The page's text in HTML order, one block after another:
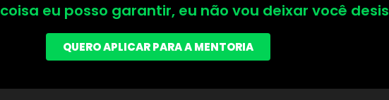
eu posso garantir, eu não vou deixar você
QUERO APLICAR PARA A MENTORIA